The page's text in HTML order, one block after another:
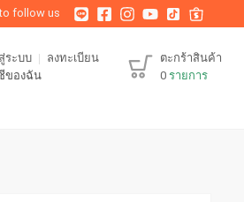
follow us
ระบบ
ลงทะเบียน
ของฉัน
ตะกร้าสินค้า
0 รายการ